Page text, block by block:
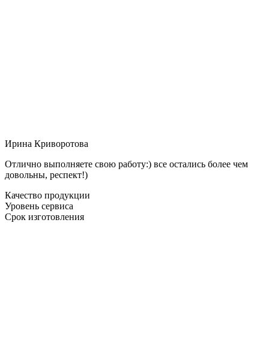
Ирина Криворотова
Отлично выполняете свою работу:) все остались более чем
довольны, респект!)
Качество продукции
Уровень сервиса
Срок изготовления